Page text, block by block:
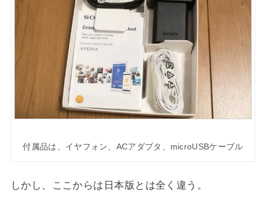
付属品は、イヤフォン、ACアダプタ、microUSBケーブル
しかし、ここからは日本版とは全く違う。